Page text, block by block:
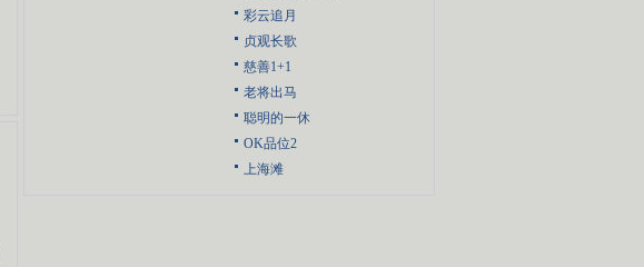
彩云追月
贞观长歌
慈善1+1
老将出马
聪明的一休
OK品位2
上海滩